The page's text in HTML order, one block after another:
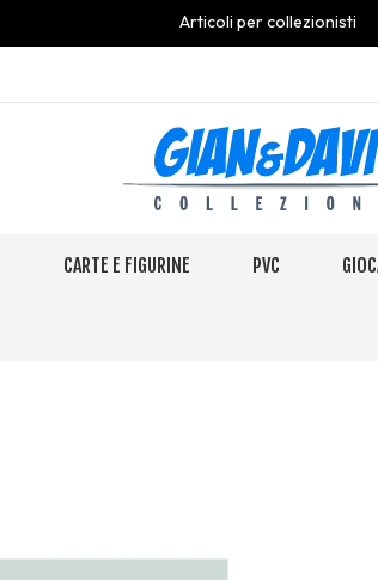
Articoli per collezionisti
CARTE E FIGURINE PVC